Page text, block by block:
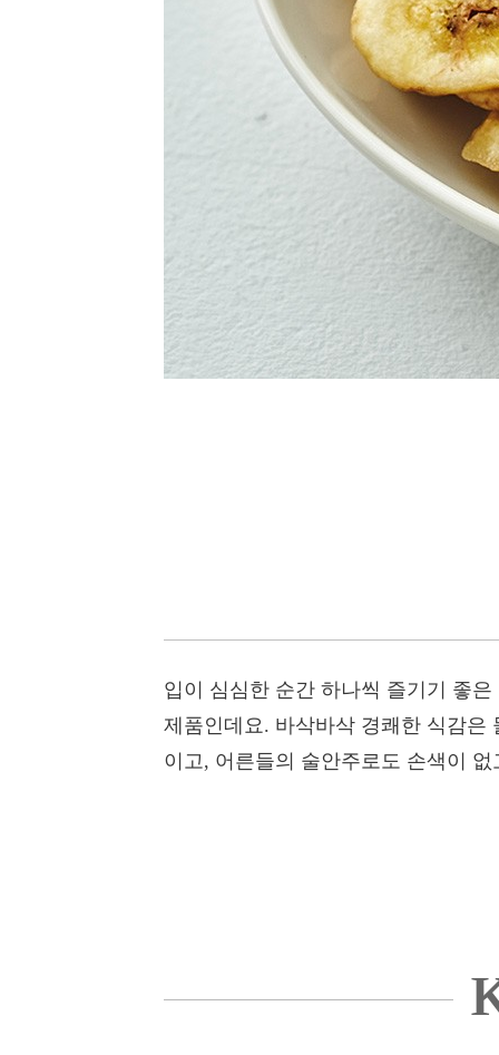
입이 심심한 순간 하나씩 즐기기 좋
제품인데요. 바삭바삭 경쾌한 식감은
이고, 어른들의 술안주로도 손색이